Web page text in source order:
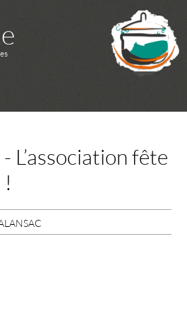
L’association fête
!